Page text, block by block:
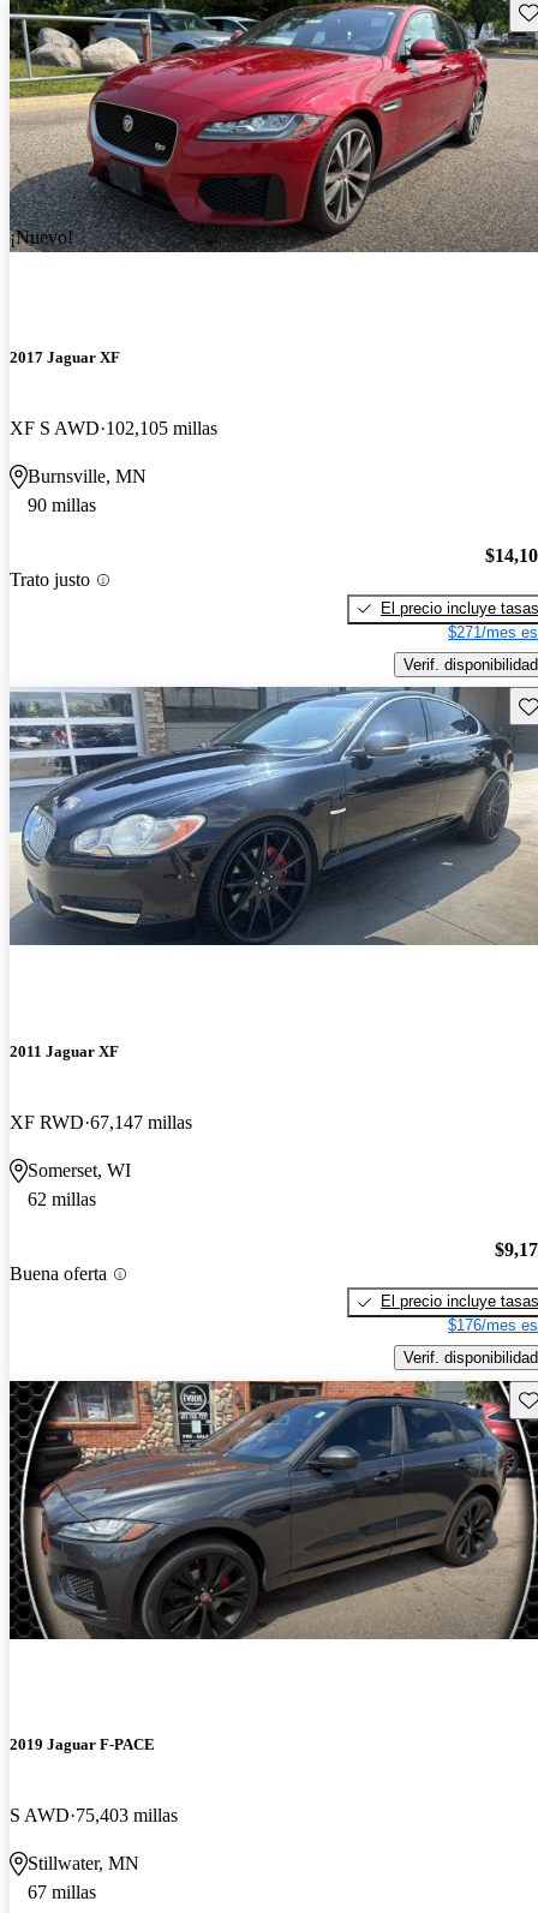
¡Nuevo!
2017 Jaguar XF
XF S AWD 102,105 millas
Burnsville, MN
90 millas
Trato justo
El precio incluye tasas
$271/mes
Verif. disponibilidad
2011 Jaguar XF
XF RWD 67,147 millas
Somerset, WI
62 millas
Buena oferta
El precio incluye tasas
$176/mes
Verif. disponibilidad
2019 Jaguar F-PACE
S AWD 75,403 millas
Stillwater, MN
67 millas